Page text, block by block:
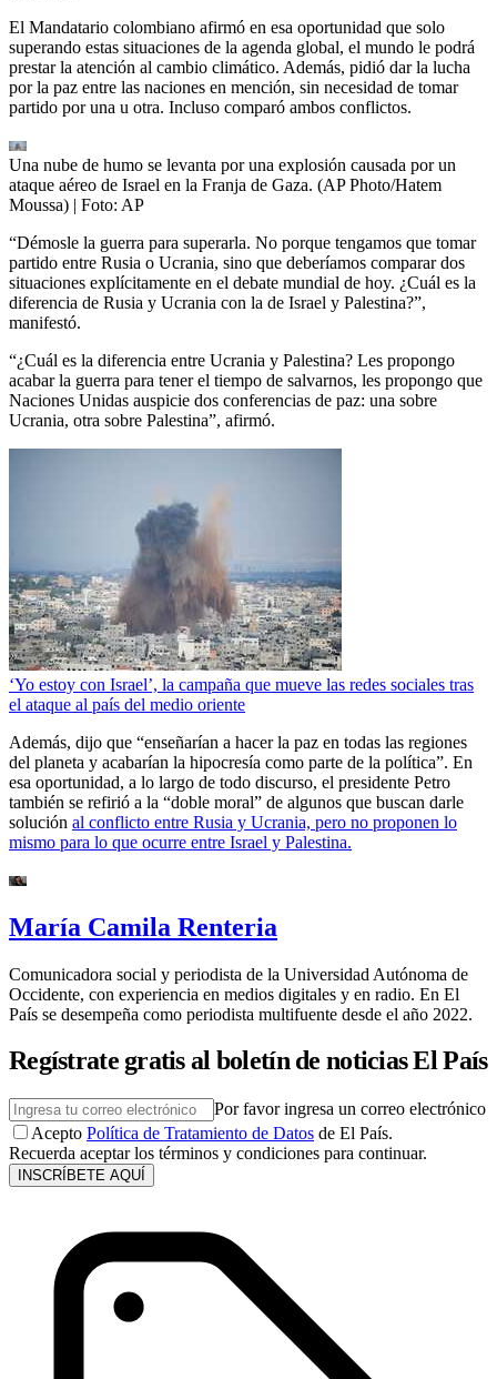
El Mandatario colombiano afirmó en esa oportunidad que solo
superando estas situaciones de la agenda global, el mundo le podrá
prestar la atención al cambio climático. Además, pidió dar la lucha
por la paz entre las naciones en mención, sin necesidad de tomar
partido por una u otra. Incluso comparó ambos conflictos.
Una nube de humo se levanta por una explosión causada por un
ataque aéreo de Israel en la Franja de Gaza. (AP Photo/Hatem
Moussa) | Foto: AP
“Démosle la guerra para superarla. No porque tengamos que tomar
partido entre Rusia o Ucrania, sino que deberíamos comparar dos
situaciones explícitamente en el debate mundial de hoy. ¿Cuál es la
diferencia de Rusia y Ucrania con la de Israel y Palestina?”,
manifestó.
“¿Cuál es la diferencia entre Ucrania y Palestina? Les propongo
acabar la guerra para tener el tiempo de salvarnos, les propongo que
Naciones Unidas auspicie dos conferencias de paz: una sobre
Ucrania, otra sobre Palestina”, afirmó.
‘Yo estoy con Israel’, la campaña que mueve las redes sociales tras
el ataque al país del medio oriente
Además, dijo que “enseñarían a hacer la paz en todas las regiones
del planeta y acabarían la hipocresía como parte de la política”. En
esa oportunidad, a lo largo de todo discurso, el presidente Petro
también se refirió a la “doble moral” de algunos que buscan darle
solución al conflicto entre Rusia y Ucrania, pero no proponen lo
mismo para lo que ocurre entre Israel y Palestina.
María Camila Renteria
Comunicadora social y periodista de la Universidad Autónoma de
Occidente, con experiencia en medios digitales y en radio. En El
País se desempeña como periodista multifuente desde el año 2022.
Regístrate gratis al boletín de noticias El País
Por favor ingresa un correo electrónico
Acepto Política de Tratamiento de Datos de El País.
Recuerda aceptar los términos y condiciones para continuar.
INSCRÍBETE AQUÍ